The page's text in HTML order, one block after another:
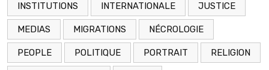
INSTITUTIONS INTERNATIONALE JUSTICE
MEDIAS MIGRATIONS NÉCROLOGIE
PEOPLE POLITIQUE PORTRAIT RELIGION